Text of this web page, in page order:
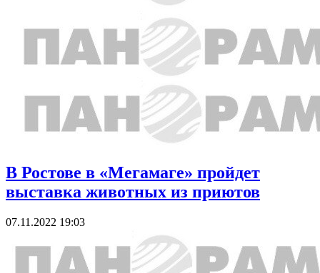
В Ростове в «Мегамаге» пройдет
выставка животных из приютов
07.11.2022 19:03